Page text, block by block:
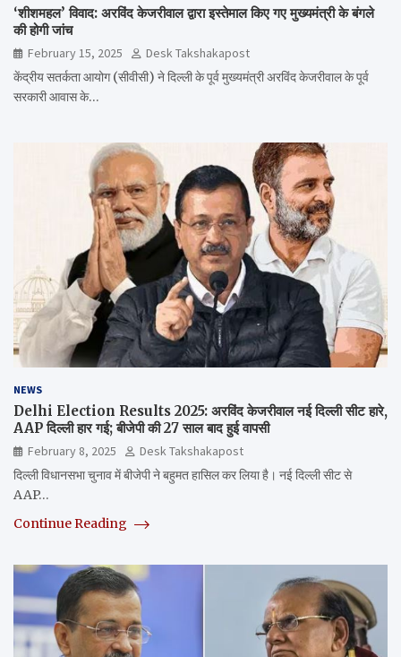
‘शीशमहल’ विवाद: अरविंद केजरीवाल द्वारा इस्तेमाल किए गए मुख्यमंत्री के बंगले
की होगी जांच
February 15, 2025
Desk Takshakapost
केंद्रीय सतर्कता आयोग (सीवीसी) ने दिल्ली के पूर्व मुख्यमंत्री अरविंद केजरीवाल के पूर्व
सरकारी आवास के…
NEWS
Delhi Election Results 2025: अरविंद केजरीवाल नई दिल्ली सीट हारे,
AAP दिल्ली हार गई; बीजेपी की 27 साल बाद हुई वापसी
February 8, 2025
Desk Takshakapost
दिल्ली विधानसभा चुनाव में बीजेपी ने बहुमत हासिल कर लिया है। नई दिल्ली सीट से
AAP…
Continue Reading